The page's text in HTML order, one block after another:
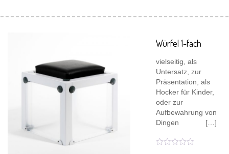
Würfel 1-fach
vielseitig, als
Untersatz, zur
Präsentation, als
Hocker für Kinder,
oder zur
Aufbewahrung von
Dingen […]